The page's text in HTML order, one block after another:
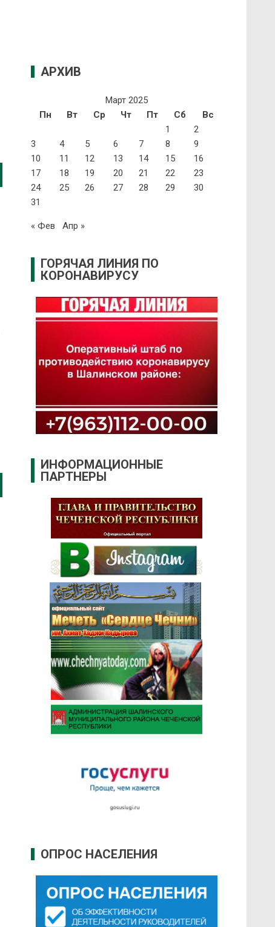
АРХИВ
Март 2025
Пн
Вт Ср Чт Пт Сб
Вс
1
2
3
4 5 6 7 8
9
10
11 12 13 14 15
16
17
18 19 20 21 22
23
24
25 26 27 28 29
30
31
« Фев Апр »
ГОРЯЧАЯ ЛИНИЯ ПО
КОРОНАВИРУСУ
ИНФОРМАЦИОННЫЕ
ПАРТНЕРЫ
ОПРОС НАСЕЛЕНИЯ